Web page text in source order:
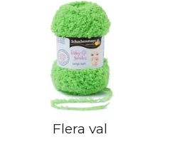
Flera val